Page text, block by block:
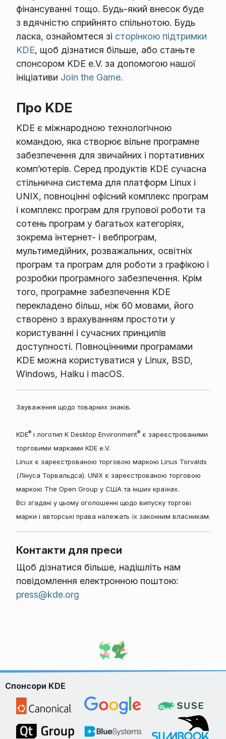
фінансуванні тощо. Будь-який внесок буде
з вдячністю сприйнято спільнотою. Будь
ласка, ознайомтеся зі сторінкою підтримки
KDE, щоб дізнатися більше, або станьте
спонсором KDE e.V. за допомогою нашої
ініціативи Join the Game.
Про KDE
KDE є міжнародною технологічною
командою, яка створює вільне програмне
забезпечення для звичайних і портативних
комп’ютерів. Серед продуктів KDE сучасна
стільнична система для платформ Linux і
UNIX, повноцінні офісний комплекс програм
і комплекс програм для групової роботи та
сотень програм у багатьох категоріях,
зокрема інтернет- і вебпрограм,
мультимедійних, розважальних, освітніх
програм та програм для роботи з графікою і
розробки програмного забезпечення. Крім
того, програмне забезпечення KDE
перекладено більш, ніж 60 мовами, його
створено з врахуванням простоти у
користуванні і сучасних принципів
доступності. Повноцінними програмами
KDE можна користуватися у Linux, BSD,
Windows, Haiku і macOS.
Зауваження щодо товарних знаків.
KDE®і логотип K Desktop Environment®є зареєстрованими
торговими марками KDE e.V.
Linux є зареєстрованою торговою маркою Linus Torvalds
(Лінуса Торвальдса). UNIX є зареєстрованою торговою
маркою The Open Group у США та інших країнах.
Всі згадані у цьому оголошенні щодо випуску торгові
марки і авторські права належать їх законним власникам.
Контакти для преси
Щоб дізнатися більше, надішліть нам
повідомлення електронною поштою:
press@kde.org
Спонсори KDE